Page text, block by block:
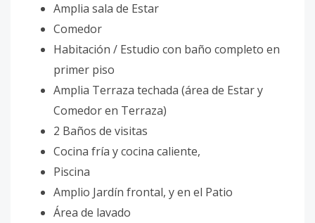
Amplia sala de Estar
Comedor
Habitación / Estudio con baño completo en
primer piso
Amplia Terraza techada (área de Estar y
Comedor en Terraza)
2 Baños de visitas
Cocina fría y cocina caliente,
Piscina
Amplio Jardín frontal, y en el Patio
Área de lavado